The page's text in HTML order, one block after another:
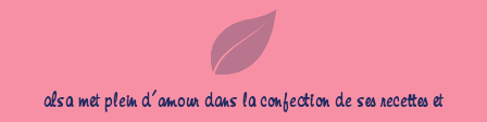
alsa met plein d’amour dans la confection de ses recettes et